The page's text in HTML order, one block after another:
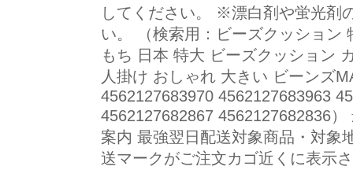
してください。 ※漂白剤や蛍光剤
い。 （検索用：ビーズクッション
もち 日本 特大 ビーズクッション
人掛け おしゃれ 大きい ビーンズ
4562127683970 4562127683963
4562127682867 4562127682836
案内 最強翌日配送対象商品・対象
送マークがご注文カゴ近くに表示